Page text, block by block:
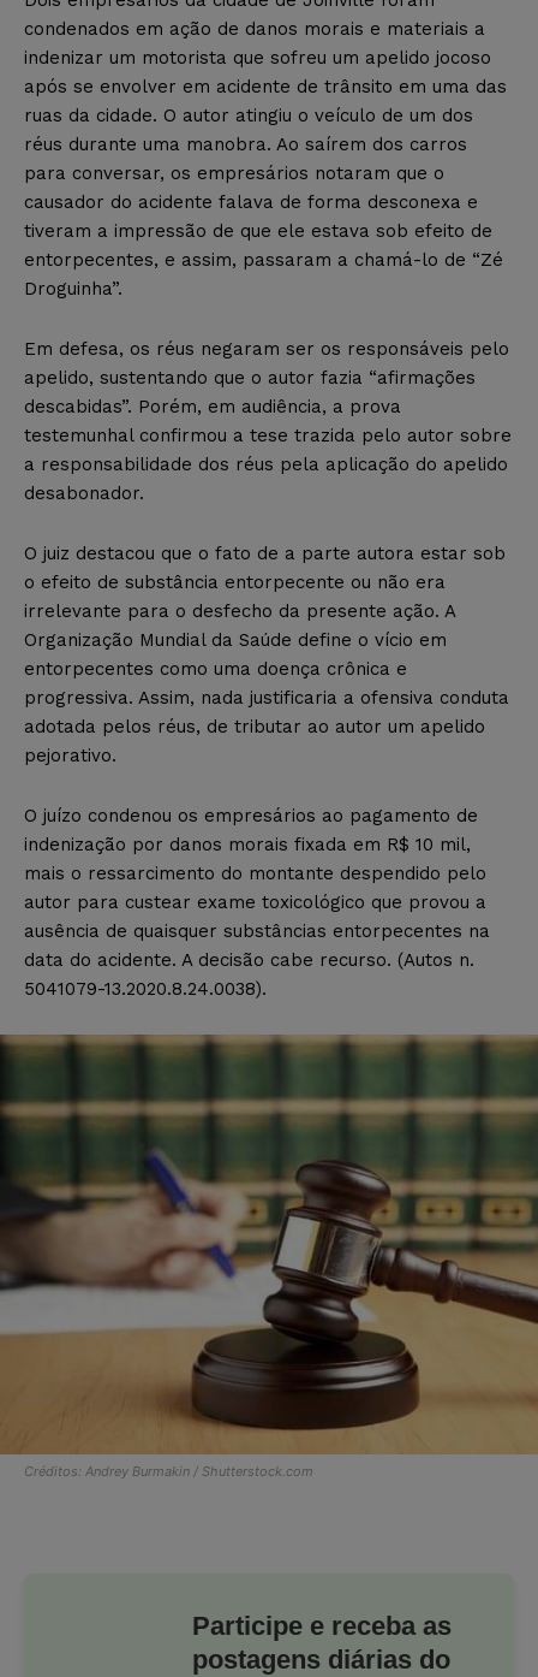
condenados em ação de danos morais e materiais a
indenizar um motorista que sofreu um apelido jocoso
após se envolver em acidente de trânsito em uma das
ruas da cidade. O autor atingiu o veículo de um dos
réus durante uma manobra. Ao saírem dos carros
para conversar, os empresários notaram que o
causador do acidente falava de forma desconexa e
tiveram a impressão de que ele estava sob efeito de
entorpecentes, e assim, passaram a chamá-lo de “Zé
Droguinha”.
Em defesa, os réus negaram ser os responsáveis pelo
apelido, sustentando que o autor fazia “afirmações
descabidas”. Porém, em audiência, a prova
testemunhal confirmou a tese trazida pelo autor sobre
a responsabilidade dos réus pela aplicação do apelido
desabonador.
O juiz destacou que o fato de a parte autora estar sob
o efeito de substância entorpecente ou não era
irrelevante para o desfecho da presente ação. A
Organização Mundial da Saúde define o vício em
entorpecentes como uma doença crônica e
progressiva. Assim, nada justificaria a ofensiva conduta
adotada pelos réus, de tributar ao autor um apelido
pejorativo.
O juízo condenou os empresários ao pagamento de
indenização por danos morais fixada em R$ 10 mil,
mais o ressarcimento do montante despendido pelo
autor para custear exame toxicológico que provou a
ausência de quaisquer substâncias entorpecentes na
data do acidente. A decisão cabe recurso. (Autos n.
5041079-13.2020.8.24.0038).
Créditos: Andrey Burmakin / Shutterstock.com
Participe e receba as
postagens diárias do